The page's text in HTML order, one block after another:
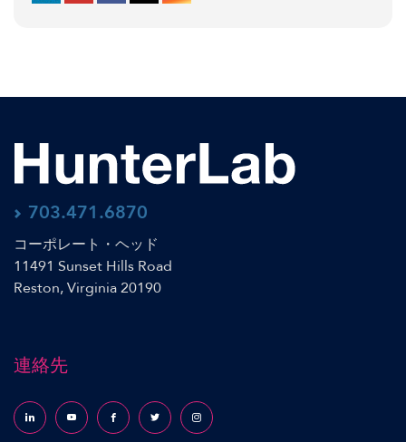
703.471.6870
コーポレート・ヘッド
11491 Sunset Hills Road
Reston, Virginia 20190
連絡先
Follow us on LinkedInFollow us on YouTubeFollow us on Facebook
Follow us on X (formerly Twitter)
Follow us on Instagram